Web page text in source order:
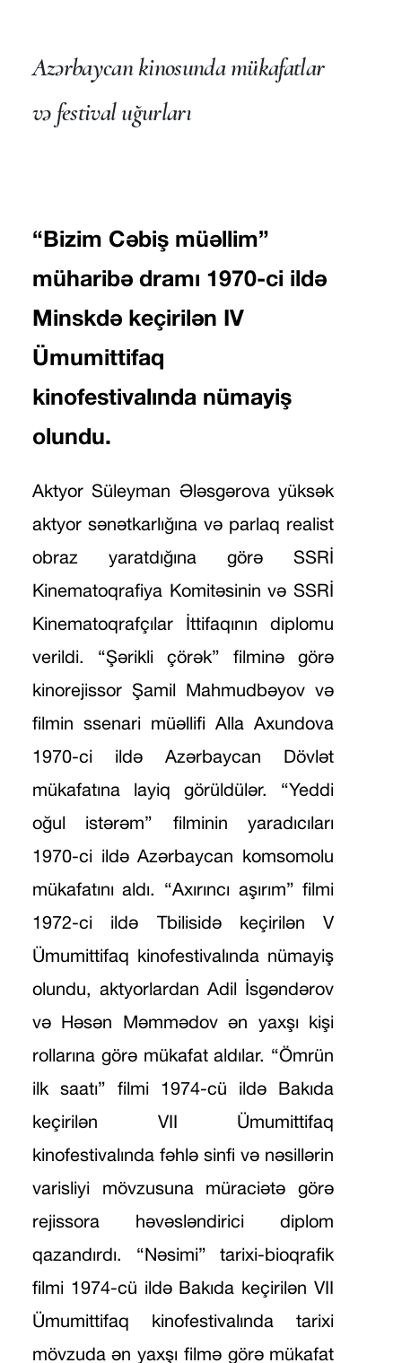
Azərbaycan kinosunda mükafatlar
və festival uğurları
“Bizim Cəbiş müəllim”
müharibə dramı 1970-ci ildə
Minskdə keçirilən IV
Ümumittifaq
kinofestivalında nümayiş
olundu.
Aktyor Süleyman Ələsgərova yüksək
aktyor sənətkarlığına və parlaq realist
obraz yaratdığına görə SSRİ
Kinematoqrafiya Komitəsinin və SSRİ
Kinematoqrafçılar İttifaqının diplomu
verildi. “Şərikli çörək” filminə görə
kinorejissor Şamil Mahmudbəyov və
filmin ssenari müəllifi Alla Axundova
1970-ci ildə Azərbaycan Dövlət
mükafatına layiq görüldülər. “Yeddi
oğul istərəm” filminin yaradıcıları
1970-ci ildə Azərbaycan komsomolu
mükafatını aldı. “Axırıncı aşırım” filmi
1972-ci ildə Tbilisidə keçirilən V
Ümumittifaq kinofestivalında nümayiş
olundu, aktyorlardan Adil İsgəndərov
və Həsən Məmmədov ən yaxşı kişi
rollarına görə mükafat aldılar. “Ömrün
ilk saatı” filmi 1974-cü ildə Bakıda
keçirilən VII Ümumittifaq
kinofestivalında fəhlə sinfi və nəsillərin
varisliyi mövzusuna müraciətə görə
rejissora həvəsləndirici diplom
qazandırdı. “Nəsimi” tarixi-bioqrafik
filmi 1974-cü ildə Bakıda keçirilən VII
Ümumittifaq kinofestivalında tarixi
mövzuda ən yaxşı filmə görə mükafat